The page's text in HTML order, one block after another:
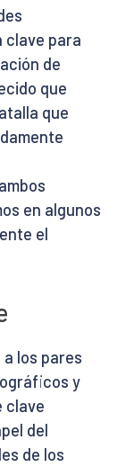
para
de
que
que
en algunos
el
los pares
y
clave
del
de los